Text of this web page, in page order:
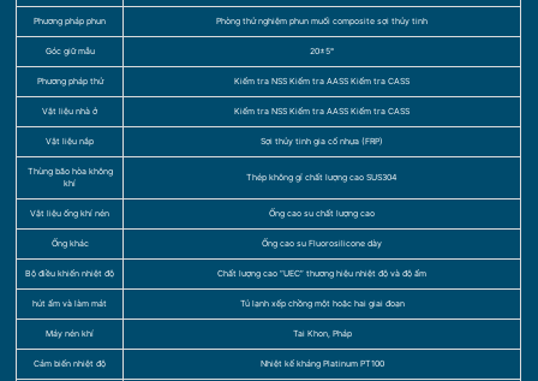
Phương pháp phun Phòng thử nghiệm phun muối composite sợi thủy tinh
Góc giữ mẫu 20±5°
Phương pháp thử Kiểm tra NSS Kiểm tra AASS Kiểm tra CASS
Vật liệu nhà ở Kiểm tra NSS Kiểm tra AASS Kiểm tra CASS
Vật liệu nắp Sợi thủy tinh gia cố nhựa (FRP)
Thùng bão hòa không
khí
Thép không gỉ chất lượng cao SUS304
Vật liệu ống khí nén Ống cao su chất lượng cao
Ống khác Ống cao su Fluorosilicone dày
Bộ điều khiển nhiệt độ Chất lượng cao “UEC” thương hiệu nhiệt độ và độ ẩm
hút ẩm và làm mát Tủ lạnh xếp chồng một hoặc hai giai đoạn
Máy nén khí Tai Khon, Pháp
Cảm biến nhiệt độ Nhiệt kế kháng Platinum PT100